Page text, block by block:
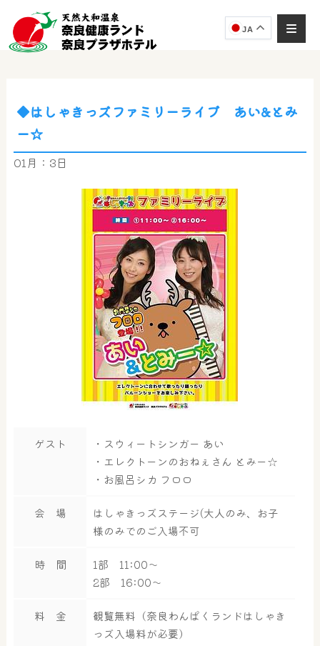
JA
◆はしゃきっズファミリーライブ あい&とみ
ー☆
01月：3日
ゲスト
・スウィートシンガー あい
・エレクトーンのおねぇさん とみー☆
・お風呂シカ フロロ
会 場
はしゃきっズステージ(大人のみ、お子
様のみでのご入場不可
時 間
1部 11:00～
2部 16:00～
料 金
観覧無料（奈良わんぱくランドはしゃき
っズ入場料が必要）
ご質問をお伺いします。